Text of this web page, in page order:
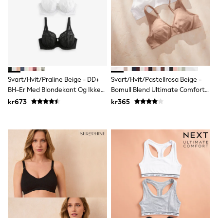
Denim Jackets
Raincoats
Waterproof
Shackets
Pramsuits
Gilets
Fleeces
Teddy Borg
Puffers
Lilo & Stitch
Bluey
Disney
Peppa Pig
All Girls Sportwear
New In
Trainers
Hoodies & Sweatshirts
Leggings, Joggers & Shorts
Svart/Hvit/Praline Beige - DD+
BH-Er Med Blondekant Og Ikke-
Polstret Helkopp Og Bøyle 3
kr673
Svart/Hvit/Pastellrosa Beige -
Bomull Blend Ultimate Comfort
BH-Er 3 Pakke
kr365